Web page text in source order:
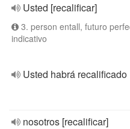
Usted [recalificar]
3. person entall, futuro
indicativo
Usted habrá recalificado
nosotros [recalificar]